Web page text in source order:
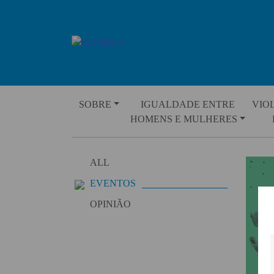
SOBRE
IGUALDADE ENTRE
HOMENS E MULHERES
ALL
EVENTOS
OPINIÃO